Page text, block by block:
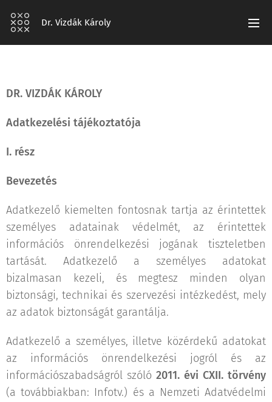
Dr. Vizdák Károly
DR. VIZDÁK KÁROLY
Adatkezelési tájékoztatója
I. rész
Bevezetés
Adatkezelő kiemelten fontosnak tartja az érintettek
személyes adatainak védelmét, az érintettek
információs önrendelkezési jogának tiszteletben
tartását. Adatkezelő a személyes adatokat
bizalmasan kezeli, és megtesz minden olyan
biztonsági, technikai és szervezési intézkedést, mely
az adatok biztonságát garantálja.
Adatkezelő a személyes, illetve közérdekű adatokat
az információs önrendelkezési jogról és az
információszabadságról szóló 2011. évi CXII. törvény
(a továbbiakban: Infotv.) és a Nemzeti Adatvédelmi